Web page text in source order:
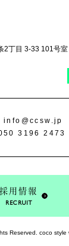
2丁目 3-33 101号室
info@ccsw.jp
3196 2473
採用情報
RECRUIT
Reserved. coco style